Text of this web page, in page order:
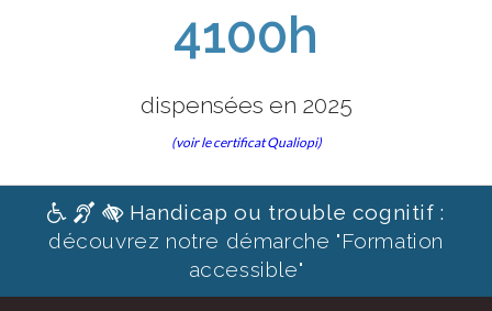
4100h
dispensées en 2025
(voir le certificat Qualiopi)
Handicap ou trouble cognitif :
découvrez notre démarche "Formation
accessible"